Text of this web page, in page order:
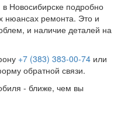
Новосибирске подробно
нюансах ремонта. Это и
и наличие деталей на
+7 (383) 383-00-74 или
обратной связи.
- ближе, чем вы